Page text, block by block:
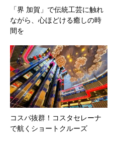
「界 加賀」で伝統工芸に触れ
ながら、心ほどける癒しの時
間を
コスパ抜群！コスタセレーナ
で航くショートクルーズ